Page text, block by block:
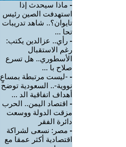
- ماذا سيحدث إذا
استهدفت الصين رئيس
تايوان؟.. شاهد تدريبات
تحا ...
- رأي.. عزالدين يكتب:
رغم الاستقبال
الأسطوري.. هل تسرع
صلاح با ...
- -ليست مرتبطة بمساعٍ
نووية-.. السعودية توضح
أهداف اتفاقية الد ...
- اقتصاد اليمن.. الحرب
مزقت الدولة ووسعت
دائرة الفقر
- مصر: نسعى لشراكة
اقتصادية أكثر عمقا مع